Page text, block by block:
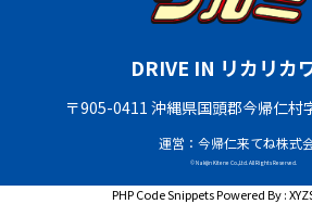
DRIVE IN リカリカ
〒905-0411 沖縄県国頭郡今帰仁村
運営：今帰仁来てね株式
© Nakijin Kitene Co.,Ltd. All Rights Reserved.
PHP Code SnippetsPowered By :